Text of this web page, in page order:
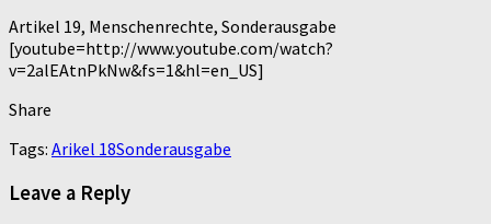
Artikel 19, Menschenrechte, Sonderausgabe
[youtube=http://www.youtube.com/watch?
v=2alEAtnPkNw&fs=1&hl=en_US]
Share
Tags: Arikel 18Sonderausgabe
Leave a Reply